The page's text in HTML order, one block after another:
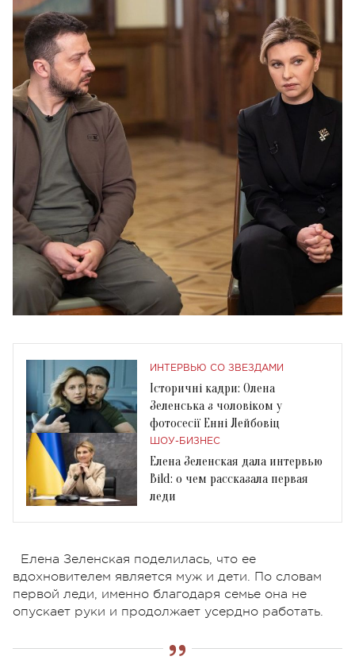
ИНТЕРВЬЮ СО ЗВЕЗДАМИ
Історичні кадри: Олена
Зеленська з чоловіком у
фотосесії Енні Лейбовіц
ШОУ-БИЗНЕС
Елена Зеленская дала интервью
Bild: о чем рассказала первая
леди
Елена Зеленская поделилась, что ее
вдохновителем является муж и дети. По словам
первой леди, именно благодаря семье она не
опускает руки и продолжает усердно работать.